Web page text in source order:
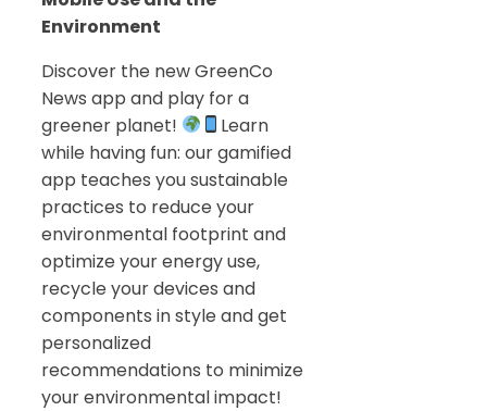
Environment
Discover the new GreenCo
News app and play for a
greener planet!
Learn
while having fun: our gamified
app teaches you sustainable
practices to reduce your
environmental footprint and
optimize your energy use,
recycle your devices and
components in style and get
personalized
recommendations to minimize
your environmental impact!